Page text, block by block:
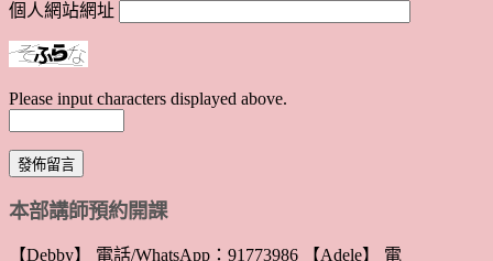
個人網站網址
Please input characters displayed above.
本部講師預約開課
【Debby】 電話/WhatsApp：91773986 【Adele】 電